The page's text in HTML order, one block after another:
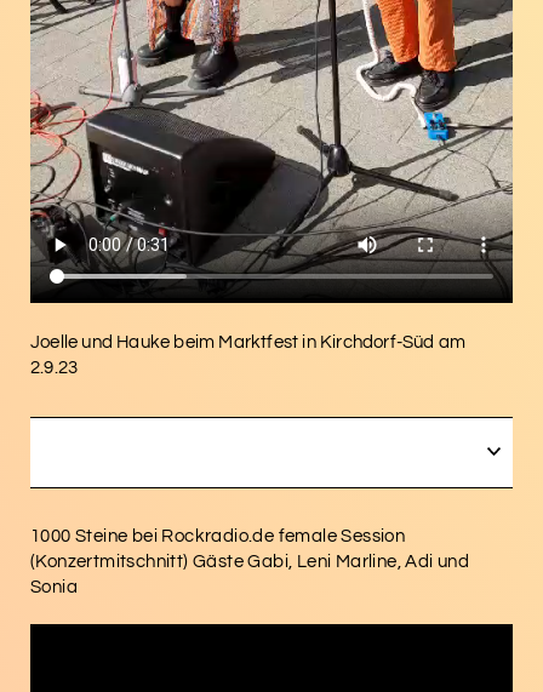
Joelle und Hauke beim Marktfest in Kirchdorf-Süd am
2.9.23
1000 Steine bei Rockradio.de female Session
(Konzertmitschnitt) Gäste Gabi, Leni Marline, Adi und
Sonia